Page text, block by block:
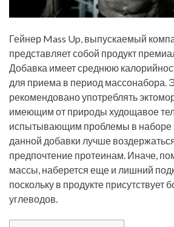
Гейнер Mass Up, выпускаемый
представляет собой продукт
Добавка имеет среднюю
для приема в период массонабора.
рекомендовано употреблять
имеющим от природы худощавое
испытывающим проблемы в наборе
данной добавки лучше
предпочтение протеинам. Иначе,
массы, наберется еще и лишний
поскольку в продукте присутствует
углеводов.